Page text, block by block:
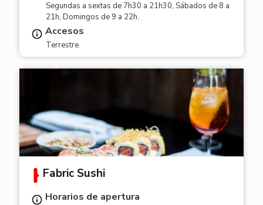
Segundas a sextas de 7h30 a 21h30, Sábados de 8 a
21h, Domingos de 9 a 22h.
Accesos
Terrestre
Fabric Sushi
Horarios de apertura